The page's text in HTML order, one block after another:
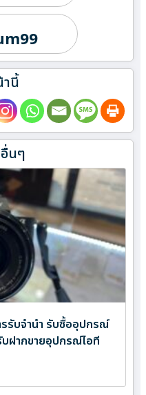
านี้
นๆ
รรับจำนำ รับซื้ออุปกรณ์
บฝากขายอุปกรณ์ไอที